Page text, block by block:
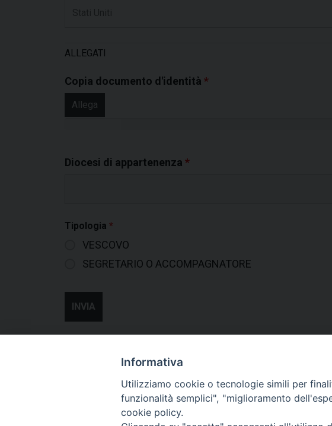
ALLEGATI
Copia documento d'identità *
Allega
Diocesi di appartenenza *
Tipologia *
VESCOVO
SEGRETARIO O ACCOMPAGNATORE
Informativa
Utilizziamo cookie o tecnologie simili per
funzionalità semplici", "miglioramento
cookie policy.